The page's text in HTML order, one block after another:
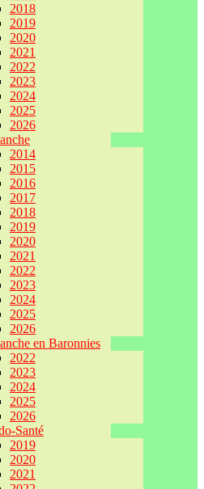
2018
2019
2020
2021
2022
2023
2024
2025
2026
2014
2015
2016
2017
2018
2019
2020
2021
2022
2023
2024
2025
2026
en Baronnies
2022
2023
2024
2025
2026
Santé
2019
2020
2021